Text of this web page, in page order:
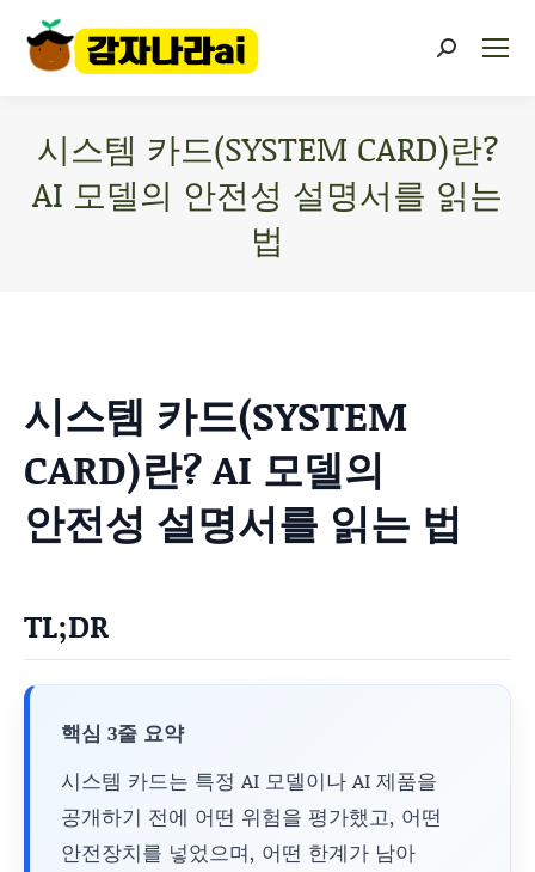
시스템 카드(SYSTEM CARD)란?
AI 모델의 안전성 설명서를 읽는
법
시스템 카드(SYSTEM
CARD)란? AI 모델의
안전성 설명서를 읽는 법
TL;DR
핵심 3줄 요약
시스템 카드는 특정 AI 모델이나 AI 제품을
공개하기 전에 어떤 위험을 평가했고, 어떤
안전장치를 넣었으며, 어떤 한계가 남아